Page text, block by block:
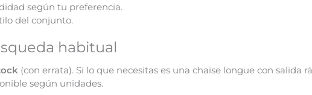
según tu preferencia.
del conjunto.
habitual
(con errata). Si lo que necesitas es una chaise longue con salida
según unidades.